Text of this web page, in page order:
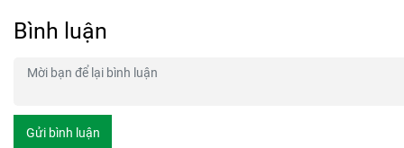
Bình luận
Gửi bình luận